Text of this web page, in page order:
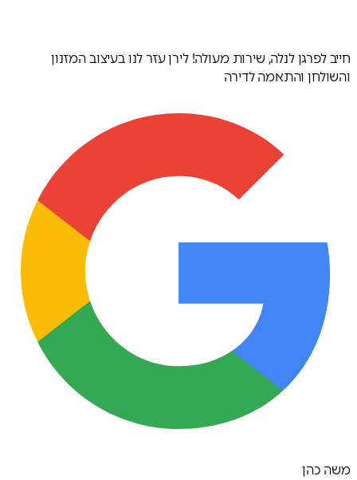
חייב לפרגן לנלה, שירות מעולה! לירן עזר לנו בעיצוב המזנון
והשולחן והתאמה לדירה
משה כהן